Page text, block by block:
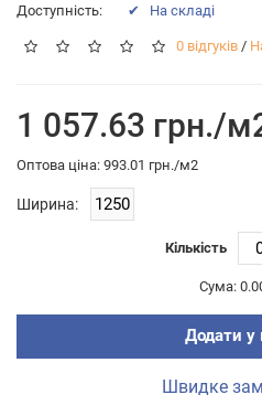
Доступність:
✔ На складі
0 відгуків /
1 057.63 грн./
Оптова цiна: 993.01 грн./м2
Ширина:
Кількість
Сума:
Додати у
Швидке